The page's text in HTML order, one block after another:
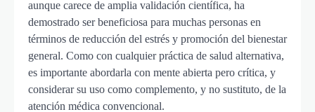
aunque carece de amplia validación científica, ha
demostrado ser beneficiosa para muchas personas en
términos de reducción del estrés y promoción del bienestar
general. Como con cualquier práctica de salud alternativa,
es importante abordarla con mente abierta pero crítica, y
considerar su uso como complemento, y no sustituto, de la
atención médica convencional.